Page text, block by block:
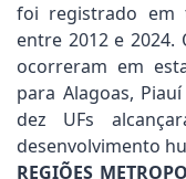
foi registrado em
entre 2012 e
ocorreram em
para Alagoas,
dez UFs
desenvolvimento
REGIÕES